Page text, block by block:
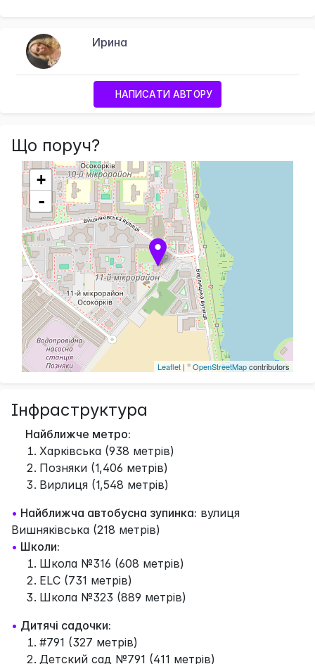
Ирина
НАПИСАТИ АВТОРУ
Що поруч?
+
-
Leaflet | ©OpenStreetMapcontributors
Інфраструктура
Найближче метро:
Харківська (938 метрів)
Позняки (1,406 метрів)
Вирлиця (1,548 метрів)
• Найближча автобусна зупинка: вулиця
Вишняківська (218 метрів)
• Школи:
Школа №316 (608 метрів)
ELC (731 метрів)
Школа №323 (889 метрів)
• Дитячі садочки:
#791 (327 метрів)
Детский сад №791 (411 метрів)